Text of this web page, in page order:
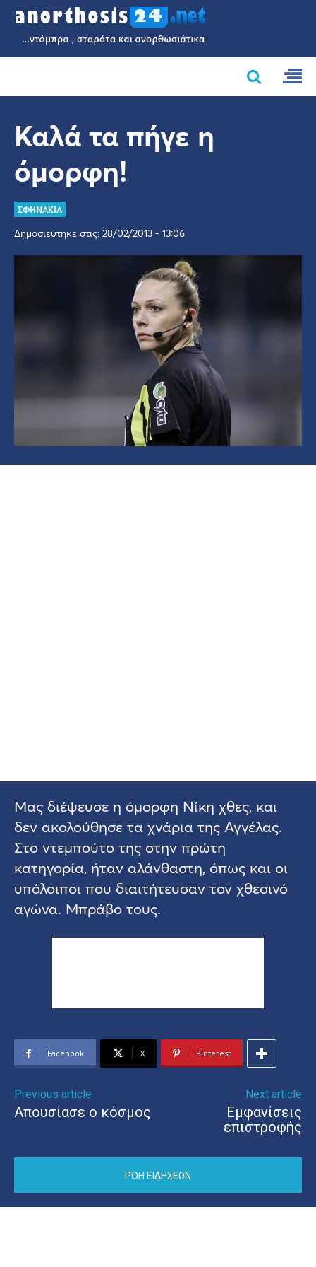
Καλά τα πήγε η
όμορφη!
ΣΦΗΝΑΚΙΑ
Δημοσιεύτηκε στις: 28/02/2013 - 13:06
Μας διέψευσε η όμορφη Νίκη χθες, και
δεν ακολούθησε τα χνάρια της Αγγέλας.
Στο ντεμπούτο της στην πρώτη
κατηγορία, ήταν αλάνθαστη, όπως και οι
υπόλοιποι που διαιτήτευσαν τον χθεσινό
αγώνα. Μπράβο τους.
Facebook X Pinterest
Previous article
Απουσίασε ο κόσμος
Next article
Εμφανίσεις
επιστροφής
ΡΟΗ ΕΙΔΗΣΕΩΝ